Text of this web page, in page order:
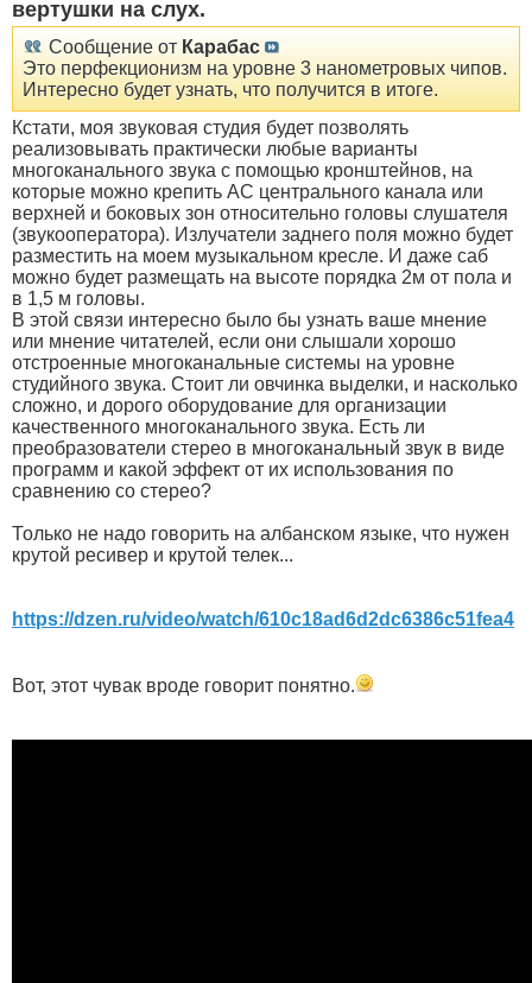
вертушки на слух.
Сообщение от Карабас
Это перфекционизм на уровне 3 нанометровых чипов.
Интересно будет узнать, что получится в итоге.
Кстати, моя звуковая студия будет позволять
реализовывать практически любые варианты
многоканального звука с помощью кронштейнов, на
которые можно крепить АС центрального канала или
верхней и боковых зон относительно головы слушателя
(звукооператора). Излучатели заднего поля можно будет
разместить на моем музыкальном кресле. И даже саб
можно будет размещать на высоте порядка 2м от пола и
в 1,5 м головы.
В этой связи интересно было бы узнать ваше мнение
или мнение читателей, если они слышали хорошо
отстроенные многоканальные системы на уровне
студийного звука. Стоит ли овчинка выделки, и насколько
сложно, и дорого оборудование для организации
качественного многоканального звука. Есть ли
преобразователи стерео в многоканальный звук в виде
программ и какой эффект от их использования по
сравнению со стерео?
Только не надо говорить на албанском языке, что нужен
крутой ресивер и крутой телек...
https://dzen.ru/video/watch/610c18ad6d2dc6386c51fea4
Вот, этот чувак вроде говорит понятно.